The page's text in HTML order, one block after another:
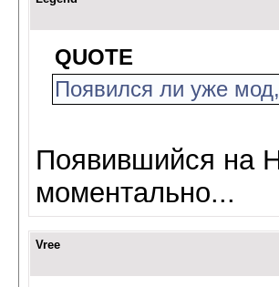
QUOTE
Появился ли уже
Появившийся на
моментально...
Vree